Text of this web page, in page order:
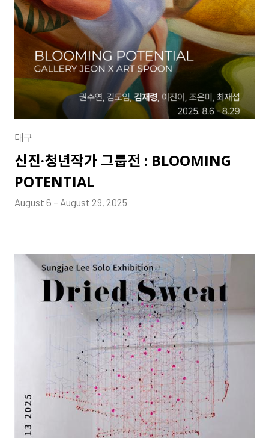
대구
신진·청년작가 그룹전 : BLOOMING
POTENTIAL
August 6 – August 29, 2025